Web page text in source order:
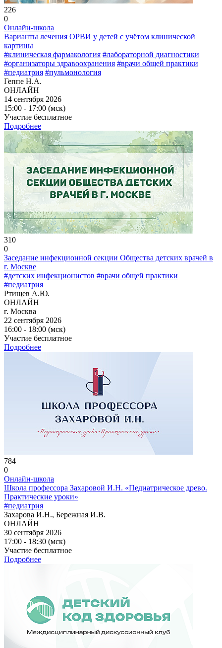
226
0
Онлайн-школа
Варианты лечения ОРВИ у детей с учётом клинической
картины
#клиническая фармакология #лабораторной диагностики
#организаторы здравоохранения #врачи общей практики
#педиатрия #пульмонология
Геппе Н.А.
ОНЛАЙН
14 сентября 2026
15:00 - 17:00 (мск)
Участие бесплатное
Подробнее
310
0
Заседание инфекционной секции Общества детских врачей в
г. Москве
#детских инфекционистов #врачи общей практики
#педиатрия
Ртищев А.Ю.
ОНЛАЙН
г. Москва
22 сентября 2026
16:00 - 18:00 (мск)
Участие бесплатное
Подробнее
784
0
Онлайн-школа
Школа профессора Захаровой И.Н. «Педиатрическое древо.
Практические уроки»
#педиатрия
Захарова И.Н., Бережная И.В.
ОНЛАЙН
30 сентября 2026
17:00 - 18:30 (мск)
Участие бесплатное
Подробнее